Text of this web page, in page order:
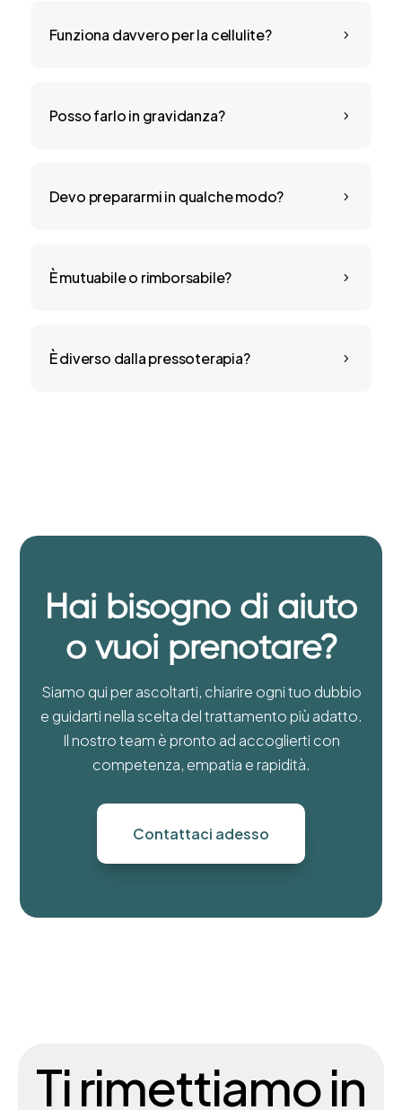
5
Funziona davvero per la cellulite?
5
Posso farlo in gravidanza?
5
Devo prepararmi in qualche modo?
5
È mutuabile o rimborsabile?
5
È diverso dalla pressoterapia?
Hai bisogno di aiuto
o vuoi prenotare?
Siamo qui per ascoltarti, chiarire ogni tuo dubbio
e guidarti nella scelta del trattamento più adatto.
Il nostro team è pronto ad accoglierti con
competenza, empatia e rapidità.
Contattaci adesso
Ti rimettiamo in